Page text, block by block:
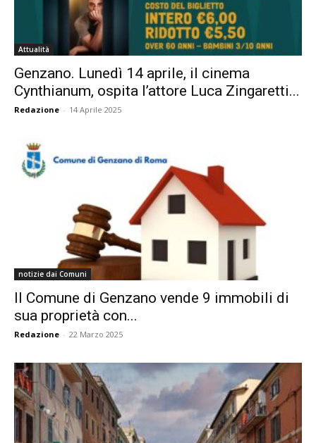
Attualità
Genzano. Lunedì 14 aprile, il cinema
Cynthianum, ospita l’attore Luca Zingaretti...
Redazione - 14 Aprile 2025
notizie dai Comuni
Il Comune di Genzano vende 9 immobili di
sua proprietà con...
Redazione - 22 Marzo 2025